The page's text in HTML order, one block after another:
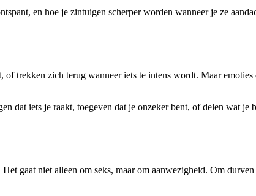
en hoe je zintuigen scherper worden wanneer je ze
trekken zich terug wanneer iets te intens wordt. Maar
dat iets je raakt, toegeven dat je onzeker bent, of delen wat
gaat niet alleen om seks, maar om aanwezigheid. Om